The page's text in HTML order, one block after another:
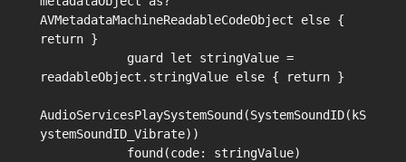
AVMetadataMachineReadableCodeObject else {
return }
readableObject.stringValue else { return }
AudioServicesPlaySystemSound(SystemSoundID(kS
ystemSoundID_Vibrate))